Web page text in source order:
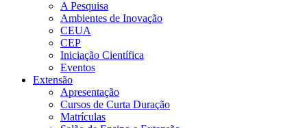
A Pesquisa
Ambientes de Inovação
CEUA
CEP
Iniciação Científica
Eventos
Extensão
Apresentação
Cursos de Curta Duração
Matrículas